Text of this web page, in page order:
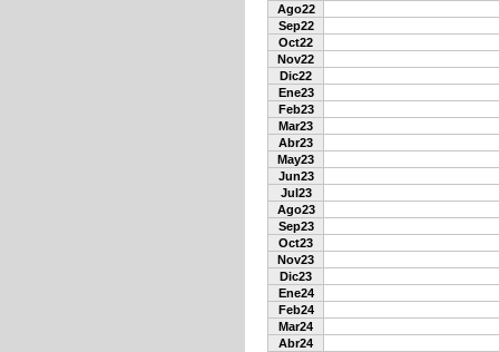
Ago22
Sep22
Oct22
Nov22
Dic22
Ene23
Feb23
Mar23
Abr23
May23
Jun23
Jul23
Ago23
Sep23
Oct23
Nov23
Dic23
Ene24
Feb24
Mar24
Abr24